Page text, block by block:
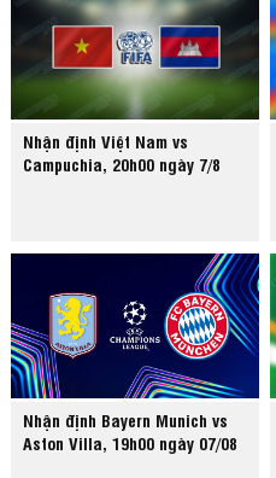
Nhận định Việt Nam vs
Campuchia, 20h00 ngày 7/8
Nhận định Bayern Munich vs
Aston Villa, 19h00 ngày 07/08